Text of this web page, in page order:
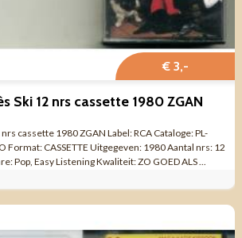
€ 3,-
Ski 12 nrs cassette 1980 ZGAN
cassette 1980 ZGAN Label: RCA Cataloge: PL-
Format: CASSETTE Uitgegeven: 1980 Aantal nrs: 12
Pop, Easy Listening Kwaliteit: ZO GOED ALS ...